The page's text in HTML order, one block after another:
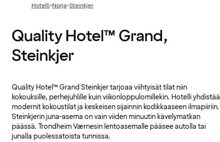
Hotelli·Norja·Steinkjer
Quality Hotel™ Grand,
Steinkjer
Quality Hotel™ Grand Steinkjer tarjoaa viihtyisät tilat niin
kokouksille, perhejuhlille kuin viikonloppulomillekin. Hotelli yhdistää
modernit kokoustilat ja keskeisen sijainnin kodikkaaseen ilmapiiriin.
Steinkjerin juna-asema on vain viiden minuutin kävelymatkan
päässä. Trondheim Værnesin lentoasemalle pääsee autolla tai
junalla puolessatoista tunnissa.